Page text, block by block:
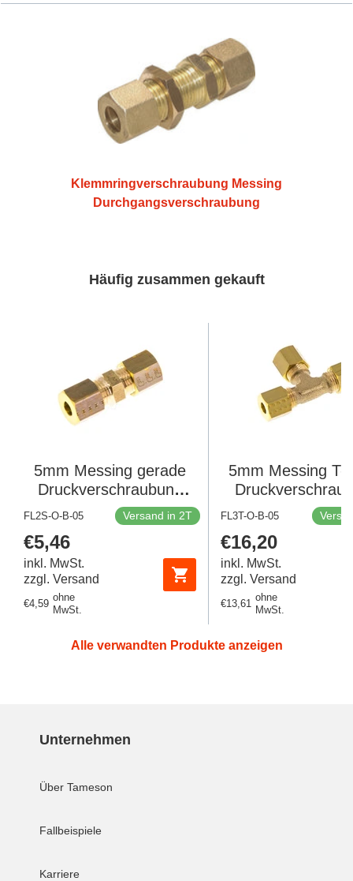
Klemmringverschraubung Messing
Durchgangsverschraubung
Häufig zusammen gekauft
5mm Messing gerade
Druckverschraubung
150 Bar DIN EN 1254-2
FL2S-O-B-05 Versand in 2T
Regulärer
Preis
€5,46
inkl. MwSt.
zzgl. Versand
Regulärer
€4,59
ohne
MwSt.
5mm Messing T-
150 Bar DIN EN
FL3T-O-B-05
Regulärer
Preis
€16,20
inkl. MwSt.
zzgl. Versand
Regulärer
€13,61
ohne
MwSt.
Alle verwandten Produkte anzeigen
Unternehmen
Über Tameson
Fallbeispiele
Karriere